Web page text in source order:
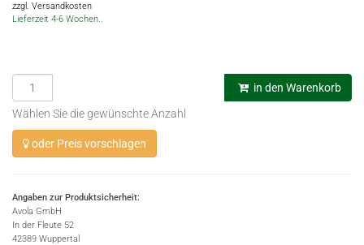
zzgl. Versandkosten
Lieferzeit 4-6 Wochen..
in den Warenkorb
Wählen Sie die gewünschte Anzahl
oder Preis vorschlagen
Angaben zur Produktsicherheit:
Avola GmbH
In der Fleute 52
42389 Wuppertal